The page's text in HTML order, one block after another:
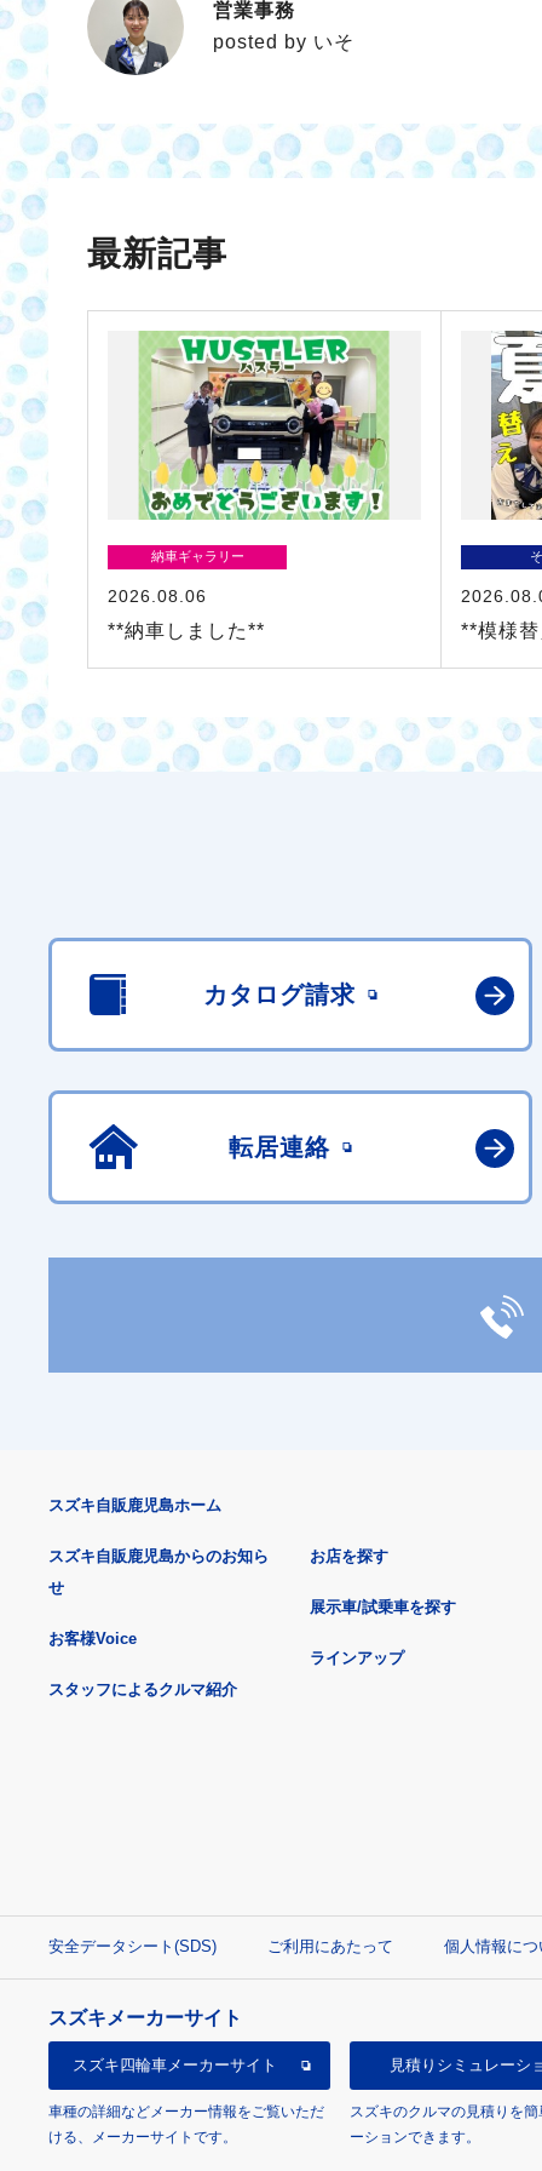
いそ
営業事務
posted by いそ
最新記事
納車ギャラリー
2026.08.06
**納車しました** **模様
カタログ請求
転居連絡
スズキ自販鹿児島ホーム
スズキ自販鹿児島からのお知ら
せ
お客様Voice
スタッフによるクルマ紹介
お店を探す
展示車/試乗車を探す
ラインアップ
安全データシート(SDS) ご利用にあたって 個人情報につ
スズキメーカーサイト
スズキ四輪車メーカーサイト
車種の詳細などメーカー情報をご覧いただ
ける、メーカーサイトです。
見積り シミュレーシ
スズキのクルマの見積りを
ーションできます。